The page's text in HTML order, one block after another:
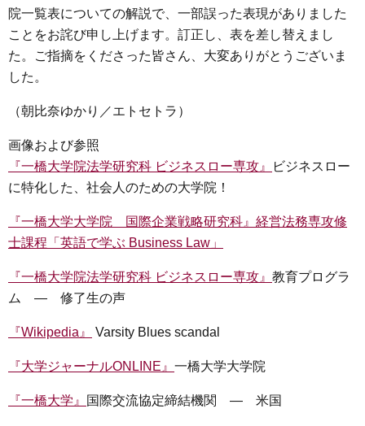
院一覧表についての解説で、一部誤った表現がありました
ことをお詫び申し上げます。訂正し、表を差し替えまし
た。ご指摘をくださった皆さん、大変ありがとうございま
した。
（朝比奈ゆかり／エトセトラ）
画像および参照
『一橋大学院法学研究科 ビジネスロー専攻』
ビジネスロー
に特化した、社会人のための大学院！
『一橋大学大学院 国際企業戦略研究科』経営法務専攻修
士課程「英語で学ぶ Business Law」
『一橋大学院法学研究科 ビジネスロー専攻』 教育プログラ
ム ― 修了生の声
『Wikipedia』 Varsity Blues scandal
『大学ジャーナルONLINE』 一橋大学大学院
『一橋大学』 国際交流協定締結機関 ― 米国